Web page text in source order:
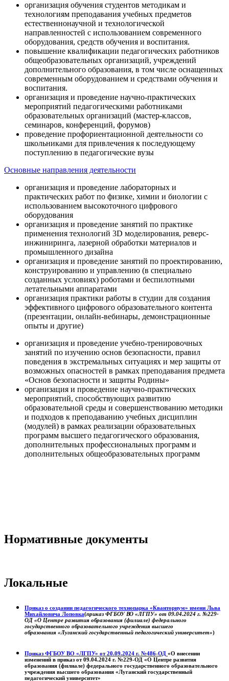
организация обучения студентов методикам и
технологиям преподавания учебных предметов
естественнонаучной и технологической
направленностей с использованием современного
оборудования, средств обучения и воспитания.
повышение квалификации педагогических работников
общеобразовательных организаций, учреждений
дополнительного образования, в том числе оснащенных
современным оборудованием и средствами обучения и
воспитания.
организация и проведение научно-практических
мероприятий педагогическими работниками
образовательных организаций (мастер-классов,
семинаров, конференций, форумов)
проведение профориентационной деятельности со
школьниками для привлечения к последующему
поступлению в педагогические вузы
Основные направления деятельности
организация и проведение лабораторных и
практических работ по физике, химии и биологии с
использованием высокоточного цифрового
оборудования
организация и проведение занятий по практике
применения технологий 3D моделирования, реверс-
инжиниринга, лазерной обработки материалов и
промышленного дизайна
организация и проведение занятий по проектированию,
конструированию и управлению (в специально
созданных условиях) роботами и беспилотными
летательными аппаратами
организация практики работы в студии для создания
эффективного цифрового образовательного контента
(презентации, онлайн-вебинары, демонстрационные
опыты и другие)
организация и проведение учебно-тренировочных
занятий по изучению основ безопасности, правил
поведения в экстремальных ситуациях и мер защиты от
возможных опасностей в рамках преподавания предмета
«Основ безопасности и защиты Родины»
организация и проведение научно-практических
мероприятий, способствующих развитию
образовательной среды и совершенствованию методики
и подходов к преподаванию учебных дисциплин
(модулей) в рамках реализации образовательных
программ высшего педагогического образования,
дополнительных профессиональных программ и
дополнительных общеобразовательных программ
Нормативные документы
Локальные
Приказ о создании педагогического технопарка «Кванториум» имени Льва
Михайловича Лоповка(приказ ФГБОУ ВО «ЛГПУ» от 09.04.2024 г. №229-
ОД «О Центре развития образования (филиале) федерального
государственного образовательного учреждения высшего
образования «Луганский государственный педагогический университет»)
Приказ ФГБОУ ВО «ЛГПУ» от 20.09.2024 г. №486-ОД «О внесении
изменений в приказ от 09.04.2024 г. №229-ОД «О Центре развития
образования (филиале) федерального государственного образовательного
учреждения высшего образования «Луганский государственный
педагогический университет»